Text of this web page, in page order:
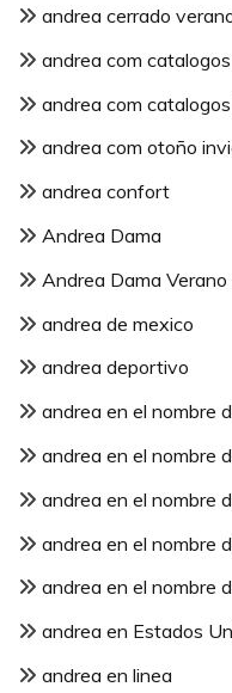
andrea cerrado
andrea com
andrea com
andrea com otoño
andrea confort
Andrea Dama
Andrea Dama
andrea de mexico
andrea deportivo
andrea en el nombre
andrea en el nombre
andrea en el nombre
andrea en el nombre
andrea en el nombre
andrea en Estados
andrea en linea